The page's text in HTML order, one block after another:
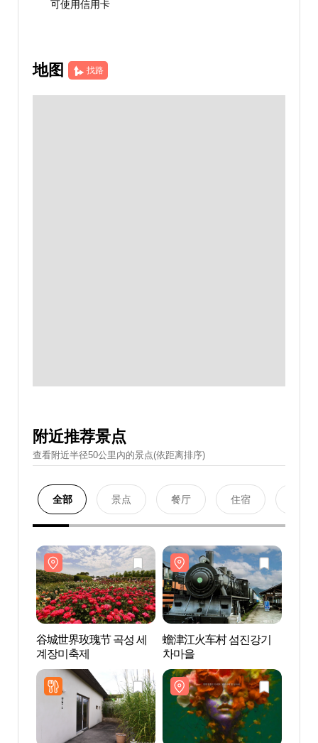
可使用信用卡
地图 找路
附近推荐景点
查看附近半径50公里內的景点(依距离排序)
全部 景点 餐厅 住宿
谷城世界玫瑰节 곡성 세
계장미축제
蟾津江火车村 섬진강기
차마을